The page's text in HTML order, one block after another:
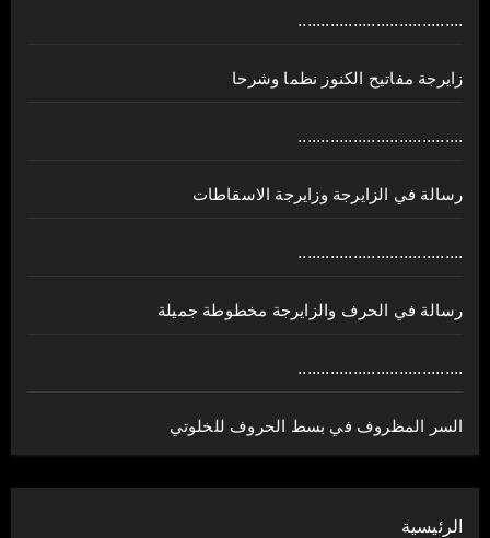
....................................
زايرجة مفاتيح الكنوز نظما وشرحا
....................................
رسالة في الزايرجة وزايرجة الاسقاطات
....................................
رسالة في الحرف والزايرجة مخطوطة جميلة
....................................
السر المظروف في بسط الحروف للخلوتي
الرئيسية